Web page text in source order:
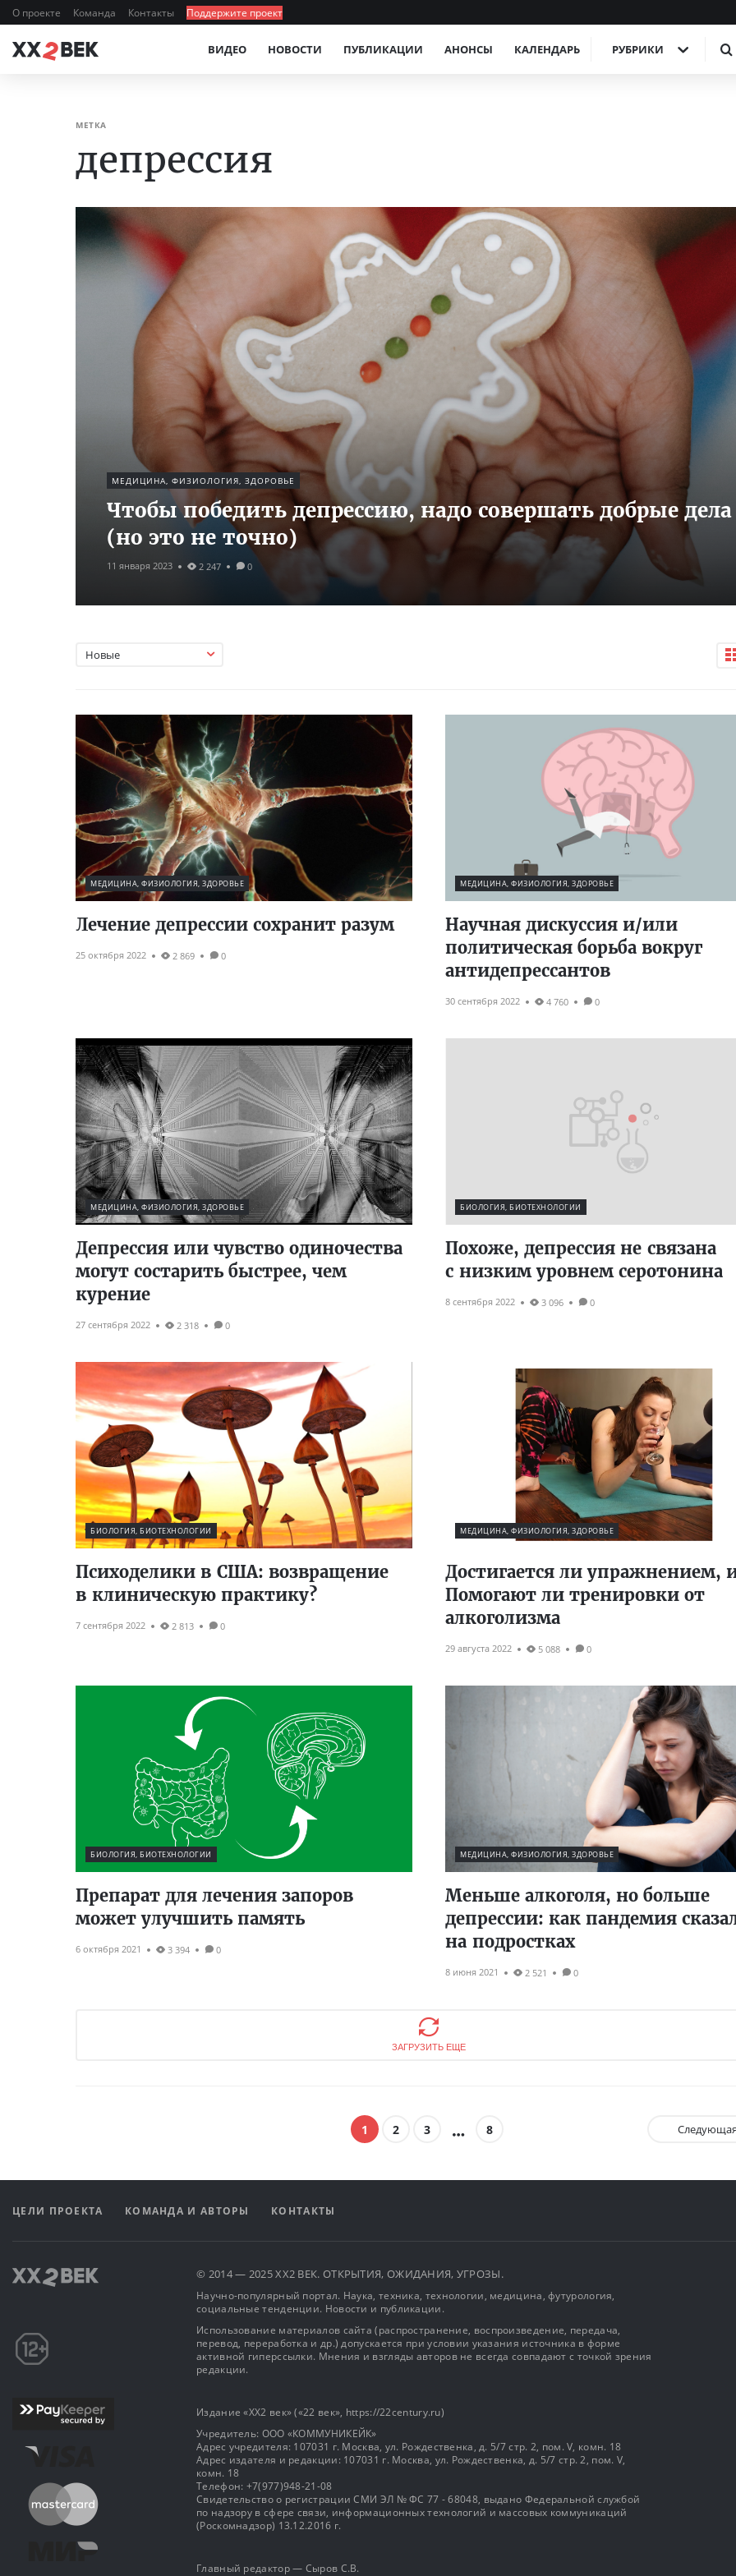
О проекте Команда Контакты Поддержите проект
ВИДЕО НОВОСТИ ПУБЛИКАЦИИ АНОНСЫ КАЛЕНДАРЬ РУБРИКИ
МЕТКА
депрессия
МЕДИЦИНА, ФИЗИОЛОГИЯ, ЗДОРОВЬЕ
Чтобы победить депрессию, надо совершать добрые дела
(но это не точно)
11 января 2023 2 247 0
Новые
МЕДИЦИНА, ФИЗИОЛОГИЯ, ЗДОРОВЬЕ
Лечение депрессии сохранит разум
25 октября 2022 2 869 0
МЕДИЦИНА, ФИЗИОЛОГИЯ, ЗДОРОВЬЕ
Научная дискуссия и/или
политическая борьба вокруг
антидепрессантов
30 сентября 2022 4 760 0
МЕДИЦИНА, ФИЗИОЛОГИЯ, ЗДОРОВЬЕ
Депрессия или чувство одиночества
могут состарить быстрее, чем
курение
27 сентября 2022 2 318 0
БИОЛОГИЯ, БИОТЕХНОЛОГИИ
Похоже, депрессия не связана
с низким уровнем серотонина
8 сентября 2022 3 096 0
БИОЛОГИЯ, БИОТЕХНОЛОГИИ
Психоделики в США: возвращение
в клиническую практику?
7 сентября 2022 2 813 0
МЕДИЦИНА, ФИЗИОЛОГИЯ, ЗДОРОВЬЕ
Достигается ли упражнением,
Помогают ли тренировки от
алкоголизма
29 августа 2022 5 088 0
БИОЛОГИЯ, БИОТЕХНОЛОГИИ
Препарат для лечения запоров
может улучшить память
6 октября 2021 3 394 0
МЕДИЦИНА, ФИЗИОЛОГИЯ, ЗДОРОВЬЕ
Меньше алкоголя, но больше
депрессии: как пандемия
на подростках
8 июня 2021 2 521 0
ЗАГРУЗИТЬ ЕЩЕ
1 2 3 8
ЦЕЛИ ПРОЕКТА КОМАНДА И АВТОРЫ КОНТАКТЫ
© 2014 — 2025 XX2 ВЕК. ОТКРЫТИЯ, ОЖИДАНИЯ, УГРОЗЫ.
Научно-популярный портал. Наука, техника, технологии, медицина, футурология,
социальные тенденции. Новости и публикации.
Использование материалов сайта (распространение, воспроизведение, передача,
перевод, переработка и др.) допускается при условии указания источника в форме
активной гиперссылки. Мнения и взгляды авторов не всегда совпадают с точкой зрения
редакции.
Издание «XX2 век» («22 век», https://22century.ru)
Учредитель: OOO «КОММУНИКЕЙК»
Адрес учредителя: 107031 г. Москва, ул. Рождественка, д. 5/7 стр. 2, пом. V, комн. 18
Адрес издателя и редакции: 107031 г. Москва, ул. Рождественка, д. 5/7 стр. 2, пом. V,
комн. 18
Телефон: +7(977)948-21-08
Свидетельство о регистрации СМИ ЭЛ № ФС 77 - 68048, выдано Федеральной службой
по надзору в сфере связи, информационных технологий и массовых коммуникаций
(Роскомнадзор) 13.12.2016 г.
Главный редактор — Сыров С.В.